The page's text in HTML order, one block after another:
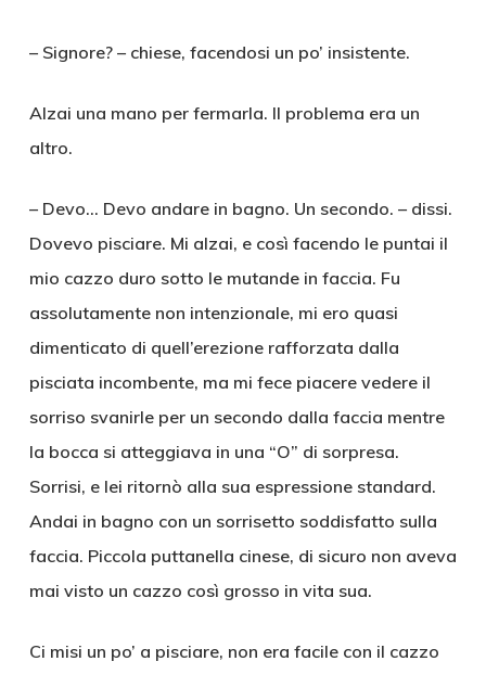
– Signore? – chiese, facendosi un po’ insistente.
Alzai una mano per fermarla. Il problema era un
altro.
– Devo… Devo andare in bagno. Un secondo. – dissi.
Dovevo pisciare. Mi alzai, e così facendo le puntai il
mio cazzo duro sotto le mutande in faccia. Fu
assolutamente non intenzionale, mi ero quasi
dimenticato di quell’erezione rafforzata dalla
pisciata incombente, ma mi fece piacere vedere il
sorriso svanirle per un secondo dalla faccia mentre
la bocca si atteggiava in una “O” di sorpresa.
Sorrisi, e lei ritornò alla sua espressione standard.
Andai in bagno con un sorrisetto soddisfatto sulla
faccia. Piccola puttanella cinese, di sicuro non aveva
mai visto un cazzo così grosso in vita sua.
Ci misi un po’ a pisciare, non era facile con il cazzo